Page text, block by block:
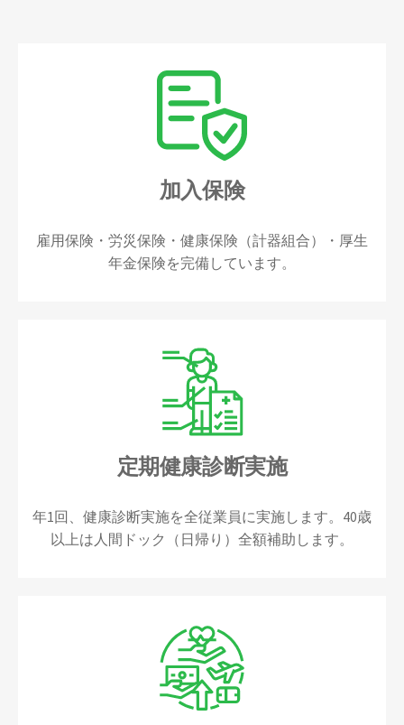
加入保険
雇用保険・労災保険・健康保険（計器組合）・厚生
年金保険を完備しています。
定期健康診断実施
年1回、健康診断実施を全従業員に実施します。40歳
以上は人間ドック（日帰り）全額補助します。